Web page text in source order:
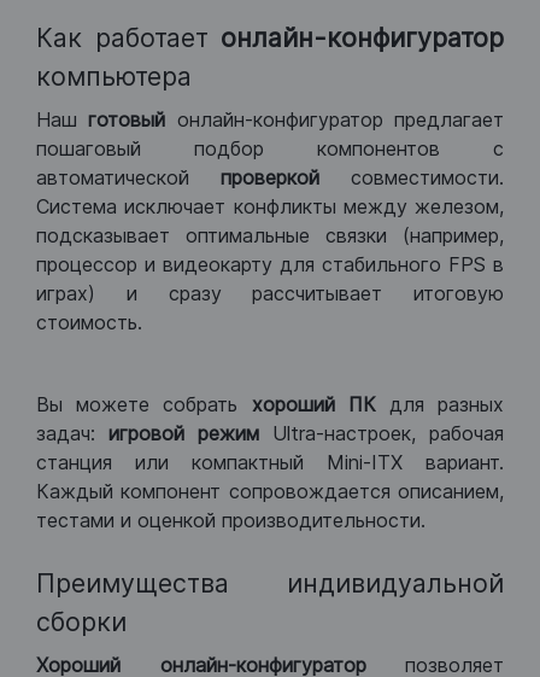
Как работает онлайн-конфигуратор
компьютера
Нашготовый онлайн-конфигуратор предлагает
пошаговый подбор компонентов с
автоматической проверкой совместимости.
Система исключает конфликты между железом,
подсказывает оптимальные связки (например,
процессор и видеокарту для стабильного FPS в
играх) и сразу рассчитывает итоговую
стоимость.
Вы можете собрать хороший ПКдля разных
задач: игровой режим Ultra-настроек, рабочая
станция или компактный Mini-ITX вариант.
Каждый компонент сопровождается описанием,
тестами и оценкой производительности.
Преимущества индивидуальной
сборки
Хороший онлайн-конфигураторпозволяет